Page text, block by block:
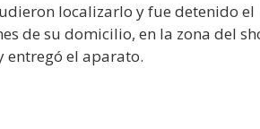
localizarlo y fue detenido el
de su domicilio, en la zona del
el aparato.